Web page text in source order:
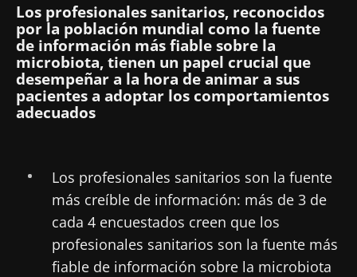
Los profesionales sanitarios, reconocidos
por la población mundial como la fuente
de información más fiable sobre la
microbiota, tienen un papel crucial que
desempeñar a la hora de animar a sus
pacientes a adoptar los comportamientos
adecuados
Los profesionales sanitarios son la fuente
más creíble de información: más de 3 de
cada 4 encuestados creen que los
profesionales sanitarios son la fuente más
fiable de información sobre la microbiota